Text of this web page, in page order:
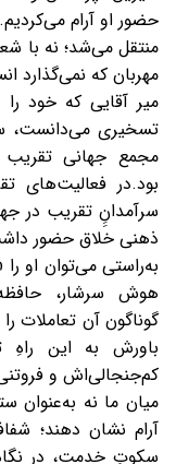
حضور او آرام می‌کردیم.
منتقل می‌شد؛ نه با
مهربان که نمی‌گذارد
میر آقایی که خود
تسخیری می‌دانست،
مجمع جهانی تقریب
بود.در فعالیت‌های
سرآمدان‌‌ِِ تقریب در
ذهنی خلاق حضور
به‌راستی می‌توان او
هوش سرشار،
گوناگونآن تعاملات
باورش به این راهِ
کم‌جنجالی‌اش و
میان ما نه به‌عنوان
آرام نشان دهند؛
سکوتِ خدمت، در